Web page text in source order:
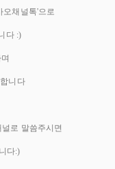
오채널톡'으로
다 :)
니다
로 말씀주시면
다:)